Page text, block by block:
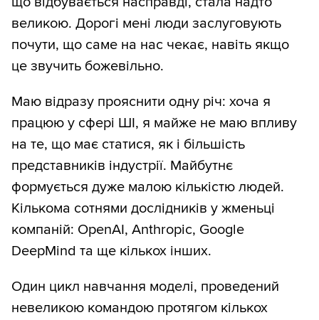
великою. Дорогі мені люди заслуговують
почути, що саме на нас чекає, навіть якщо
це звучить божевільно.
Маю відразу прояснити одну річ: хоча я
працюю у сфері ШІ, я майже не маю впливу
на те, що має статися, як і більшість
представників індустрії. Майбутнє
формується дуже малою кількістю людей.
Кількома сотнями дослідників у жменьці
компаній: OpenAI, Anthropic, Google
DeepMind та ще кількох інших.
Один цикл навчання моделі, проведений
невеликою командою протягом кількох